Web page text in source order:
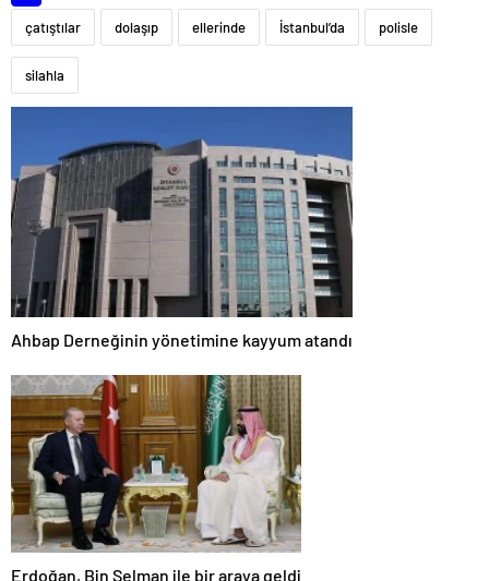
çatıştılar dolaşıp ellerinde İstanbul’da polisle
silahla
Ahbap Derneğinin yönetimine kayyum atandı
Erdoğan, Bin Selman ile bir araya geldi